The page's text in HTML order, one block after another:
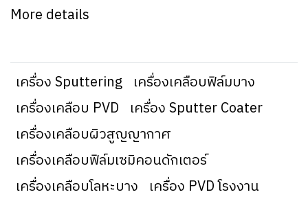
More details
เครื่อง Sputtering เครื่องเคลือบฟิล์มบาง
เครื่องเคลือบ PVD เครื่อง Sputter Coater
เครื่องเคลือบผิวสูญญากาศ
เครื่องเคลือบฟิล์มเซมิคอนดักเตอร์
เครื่องเคลือบโลหะบาง เครื่อง PVD โรงงาน